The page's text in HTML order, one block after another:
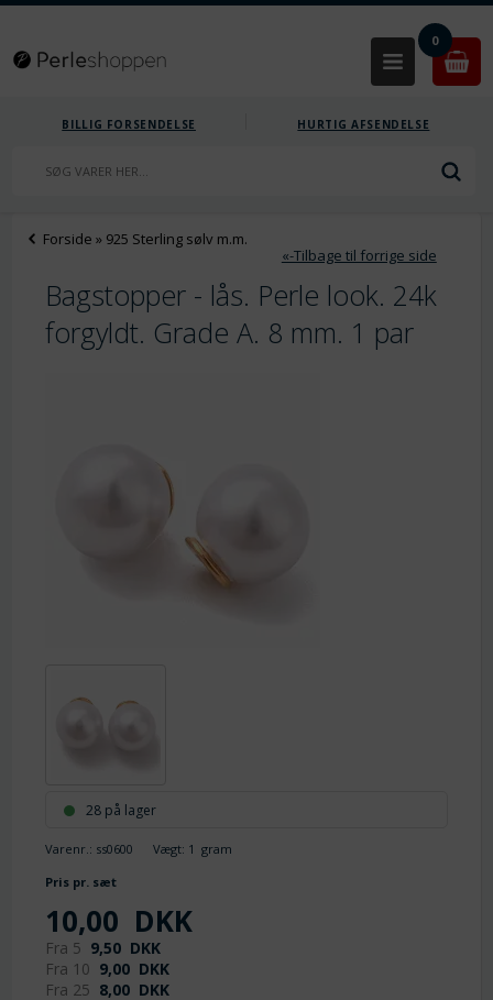
0
BILLIG FORSENDELSE HURTIG AFSENDELSE
Forside » 925 Sterling sølv m.m.
«-Tilbage til forrige side
Bagstopper - lås. Perle look. 24k
forgyldt. Grade A. 8 mm. 1 par
28 på lager
Varenr.: ss0600 Vægt: 1 gram
Pris pr. sæt
10,00 DKK
Fra 5 9,50 DKK
Fra 10 9,00 DKK
Fra 25 8,00 DKK